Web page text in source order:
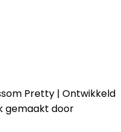
Pretty | Ontwikkeld
gemaakt door